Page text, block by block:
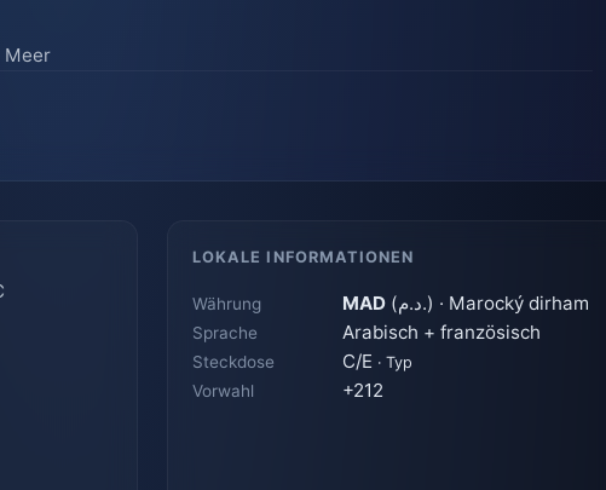
Meer
LOKALE INFORMATIONEN
Währung MAD (د.م.) · Marocký dirham
Sprache Arabisch + französisch
Steckdose C/E · Typ
Vorwahl +212